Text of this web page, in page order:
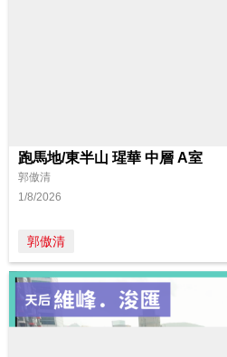
跑馬地/東半山 瑆華 中層 A室
郭傲清
1/8/2026
郭傲清